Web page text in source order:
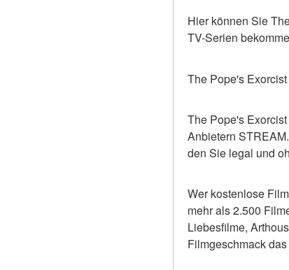
Hier können Sie
TV-Serien
The Pope's
The Pope's
Anbietern
den Sie legal und
Wer kostenlose
mehr als 2.500
Liebesfilme,
Filmgeschmack